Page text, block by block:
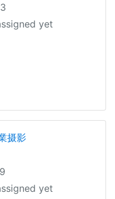
yet
摄影
yet